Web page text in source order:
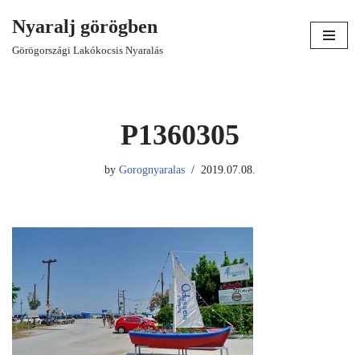
Skip
Nyaralj görögben
Görögországi Lakókocsis Nyaralás
P1360305
by Gorognyaralas 2019.07.08.